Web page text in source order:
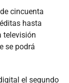
cincuenta
hasta
televisión
se podrá
el segundo